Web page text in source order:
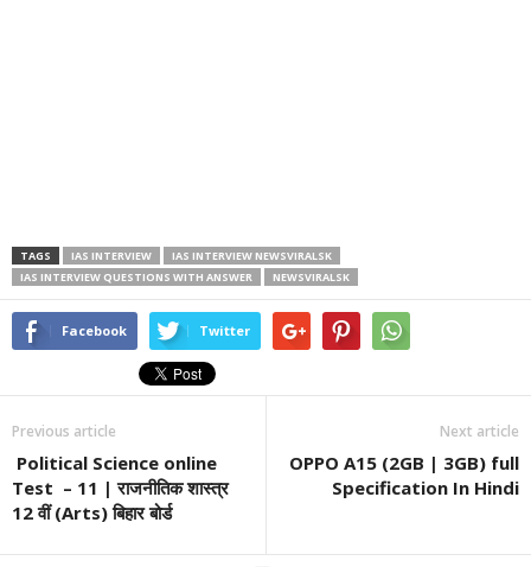
TAGS IAS INTERVIEW
IAS INTERVIEW NEWSVIRALSK
IAS INTERVIEW QUESTIONS WITH ANSWER
NEWSVIRALSK
Facebook Twitter
Previous article
Political Science online
Test – 11 | राजनीतिक शास्त्र
12 वीं (Arts) बिहार बोर्ड
Next article
OPPO A15 (2GB | 3GB) full
Specification In Hindi